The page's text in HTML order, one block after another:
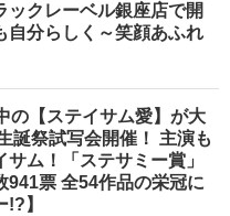
ックレーベル銀座店で開
分らしく～笑顔あふれ
の【ステイサム愛】が大
誕祭試写会開催！ 主演も
ム！「ステサミー賞」
941票 全54作品の栄冠に
】